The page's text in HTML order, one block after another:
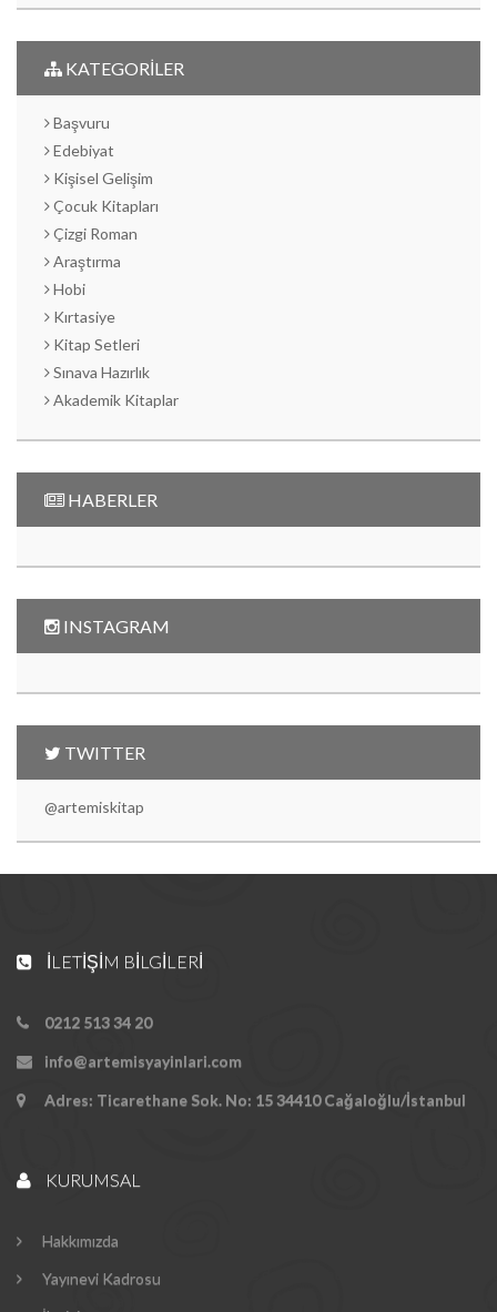
KATEGORİLER
Başvuru
Edebiyat
Kişisel Gelişim
Çocuk Kitapları
Çizgi Roman
Araştırma
Hobi
Kırtasiye
Kitap Setleri
Sınava Hazırlık
Akademik Kitaplar
HABERLER
INSTAGRAM
TWITTER
@artemiskitap
İLETIŞIM BILGILERI
0212 513 34 20
info@artemisyayinlari.com
Adres: Ticarethane Sok. No: 15 34410 Cağaloğlu/İstanbul
KURUMSAL
Hakkımızda
Yayınevi Kadrosu